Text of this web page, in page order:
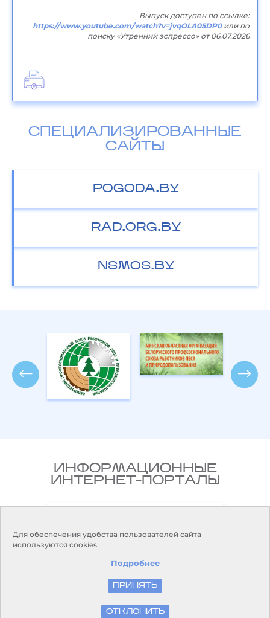
Выпуск доступен по ссылке:
https://www.youtube.com/watch?v=jvqOLA05DP0или по
поиску «Утренний эспрессо» от 06.07.2026
СПЕЦИАЛИЗИРОВАННЫЕ
САЙТЫ
POGODA.BY
RAD.ORG.BY
NSMOS.BY
ИНФОРМАЦИОННЫЕ
ИНТЕРНЕТ-ПОРТАЛЫ
Беларусь
Для обеспечения удобства пользователей сайта
используются cookies
Подробнее
ПРИНЯТЬ
ОТКЛОНИТЬ